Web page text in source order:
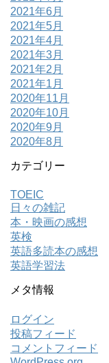
2021年6月
2021年5月
2021年4月
2021年3月
2021年2月
2021年1月
2020年11月
2020年10月
2020年9月
2020年8月
カテゴリー
TOEIC
日々の雑記
本・映画の感想
英検
英語多読本の感想
英語学習法
メタ情報
ログイン
投稿フィード
コメントフィード